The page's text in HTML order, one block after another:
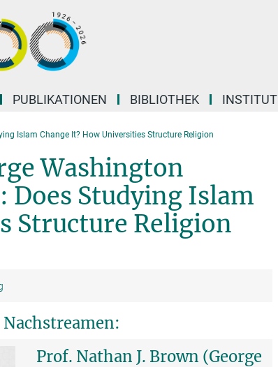
PUBLIKATIONEN BIBLIOTHEK INSTITUT
Islam Change It? How Universities Structure Religion
Washington
Studying Islam
Structure Religion
Prof. Nathan J. Brown (George